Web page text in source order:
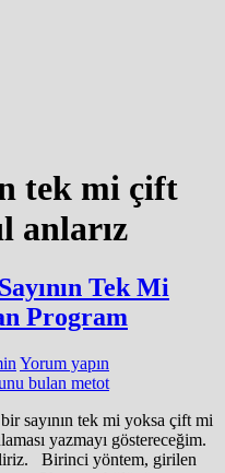
tek mi çift
anlarız
Tek Mi
Program
Yorum yapın
sayının tek mi yoksa çift mi
yazmayı göstereceğim.
Birinci yöntem, girilen